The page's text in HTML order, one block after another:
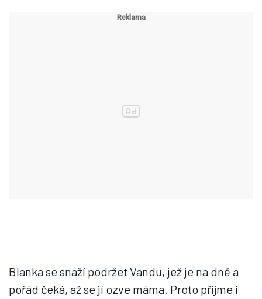
Blanka se snaží podržet Vandu, jež je na dně a
pořád čeká, až se jí ozve máma. Proto přijme i